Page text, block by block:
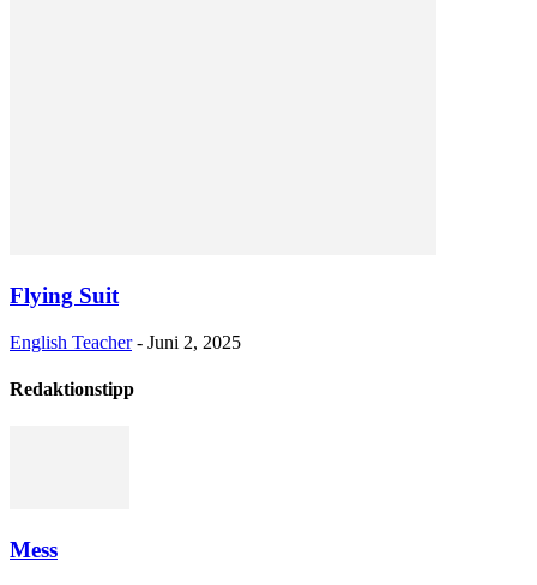
Flying Suit
English Teacher - Juni 2, 2025
Redaktionstipp
Mess